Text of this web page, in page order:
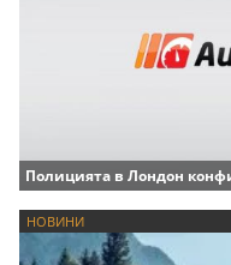
Полицията в Лондон
НОВИНИ